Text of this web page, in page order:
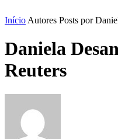
Início Autores Posts por
Daniela
Reuters